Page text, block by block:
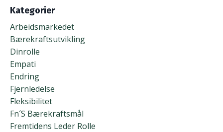
Kategorier
Arbeidsmarkedet
Bærekraftsutvikling
Dinrolle
Empati
Endring
Fjernledelse
Fleksibilitet
Fn´s Bærekraftsmål
Fremtidens Leder Rolle